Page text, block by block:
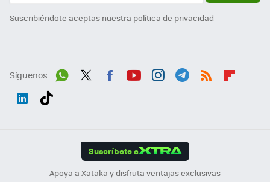
Suscribiéndote aceptas nuestra política de privacidad
Síguenos
Suscríbete a
Apoya a Xataka y disfruta ventajas exclusivas